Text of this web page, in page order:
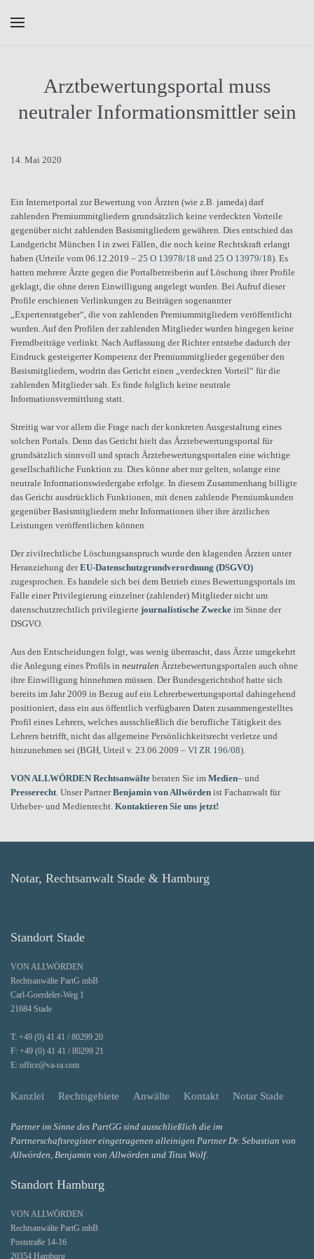
Arztbewertungsportal muss
neutraler Informationsmittler sein
14. Mai 2020
Ein Internetportal zur Bewertung von Ärzten (wie z.B. jameda) darf
zahlenden Premiummitgliedern grundsätzlich keine verdeckten Vorteile
gegenüber nicht zahlenden Basismitgliedern gewähren. Dies entschied das
Landgericht München I in zwei Fällen, die noch keine Rechtskraft erlangt
haben (Urteile vom 06.12.2019 – 25 O 13978/18 und 25 O 13979/18). Es
hatten mehrere Ärzte gegen die Portalbetreiberin auf Löschung ihrer Profile
geklagt, die ohne deren Einwilligung angelegt wurden. Bei Aufruf dieser
Profile erschienen Verlinkungen zu Beiträgen sogenannter
„Expertenratgeber“, die von zahlenden Premiummitgliedern veröffentlicht
wurden. Auf den Profilen der zahlenden Mitglieder wurden hingegen keine
Fremdbeiträge verlinkt. Nach Auffassung der Richter entstehe dadurch der
Eindruck gesteigerter Kompetenz der Premiummitglieder gegenüber den
Basismitgliedern, wodrin das Gericht einen „verdeckten Vorteil“ für die
zahlenden Mitglieder sah. Es finde folglich keine neutrale
Informationsvermittlung statt.
Streitig war vor allem die Frage nach der konkreten Ausgestaltung eines
solchen Portals. Denn das Gericht hielt das Ärztebewertungsportal für
grundsätzlich sinnvoll und sprach Ärztebewertungsportalen eine wichtige
gesellschaftliche Funktion zu. Dies könne aber nur gelten, solange eine
neutrale Informationswiedergabe erfolge. In diesem Zusammenhang billigte
das Gericht ausdrücklich Funktionen, mit denen zahlende Premiumkunden
gegenüber Basismitgliedern mehr Informationen über ihre ärztlichen
Leistungen veröffentlichen können.
Der zivilrechtliche Löschungsanspruch wurde den klagenden Ärzten unter
Heranziehung derEU-Datenschutzgrundverordnung (DSGVO)
zugesprochen. Es handele sich bei dem Betrieb eines Bewertungsportals im
Falle einer Privilegierung einzelner (zahlender) Mitglieder nicht um
datenschutzrechtlich privilegierte journalistische Zwecke im Sinne der
DSGVO.
Aus den Entscheidungen folgt, was wenig überrascht, dass Ärzte umgekehrt
die Anlegung eines Profils in neutralen Ärztebewertungsportalen auch ohne
ihre Einwilligung hinnehmen müssen. Der Bundesgerichtshof hatte sich
bereits im Jahr 2009 in Bezug auf ein Lehrerbewertungsportal dahingehend
positioniert, dass ein aus öffentlich verfügbaren Daten zusammengestelltes
Profil eines Lehrers, welches ausschließlich die berufliche Tätigkeit des
Lehrers betrifft, nicht das allgemeine Persönlichkeitsrecht verletze und
hinzunehmen sei (BGH, Urteil v. 23.06.2009 – VI ZR 196/08).
VON ALLWÖRDEN Rechtsanwälte beraten Sie im Medien– und
Presserecht. Unser PartnerBenjamin von Allwörden ist Fachanwalt für
Urheber- und Medienrecht. Kontaktieren Sie uns jetzt!
Notar, Rechtsanwalt Stade & Hamburg
Standort Stade
VON ALLWÖRDEN
Rechtsanwälte PartG mbB
Carl-Goerdeler-Weg 1
21684 Stade
T: +49 (0) 41 41 / 80299 20
F: +49 (0) 41 41 / 80299 21
E: office@va-ra.com
Kanzlei Rechtsgebiete Anwälte Kontakt Notar Stade
Partner im Sinne des PartGG sind ausschließlich die im
Partnerschaftsregister eingetragenen alleinigen Partner Dr. Sebastian von
Allwörden, Benjamin von Allwörden und Titus Wolf.
Standort Hamburg
VON ALLWÖRDEN
Rechtsanwälte PartG mbB
Poststraße 14-16
20354 Hamburg